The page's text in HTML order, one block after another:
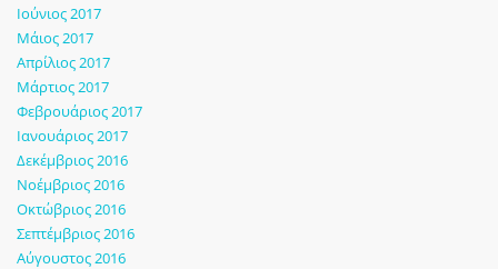
Ιούνιος 2017
Μάιος 2017
Απρίλιος 2017
Μάρτιος 2017
Φεβρουάριος 2017
Ιανουάριος 2017
Δεκέμβριος 2016
Νοέμβριος 2016
Οκτώβριος 2016
Σεπτέμβριος 2016
Αύγουστος 2016